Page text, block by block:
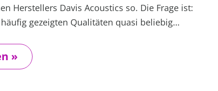
Herstellers Davis Acoustics so. Die Frage ist:
gezeigten Qualitäten quasi beliebig…
»